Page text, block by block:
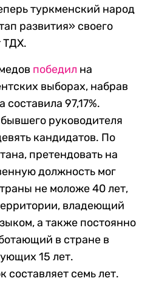
туркменский народ
развития» своего
ТДХ.
победил на
выборах, набрав
составила 97,17%.
руководителя
кандидатов. По
претендовать на
должность мог
не моложе 40 лет,
владеющий
а также постоянно
в стране в
15 лет.
составляет семь лет.